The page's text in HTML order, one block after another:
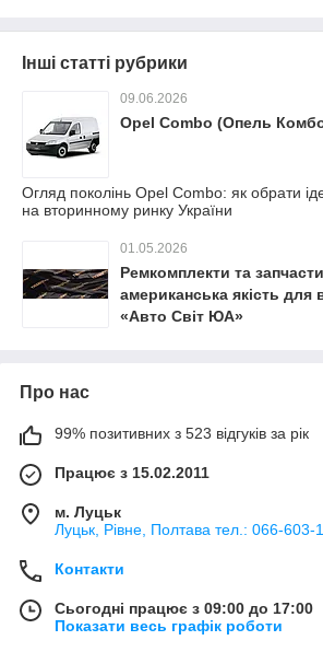
Інші статті рубрики
09.06.2026
Opel Combo (Опель
Огляд поколінь Opel Combo: як обрати
на вторинному ринку України
01.05.2026
Ремкомплекти та
американська якість для
«Авто Світ ЮА»
Про нас
99% позитивних з 523 відгуків за рік
Працює з 15.02.2011
м. Луцьк
Луцьк, Рівне, Полтава тел.: 066-603-
Контакти
Сьогодні працює з 09:00 до 17:00
Показати весь графік роботи